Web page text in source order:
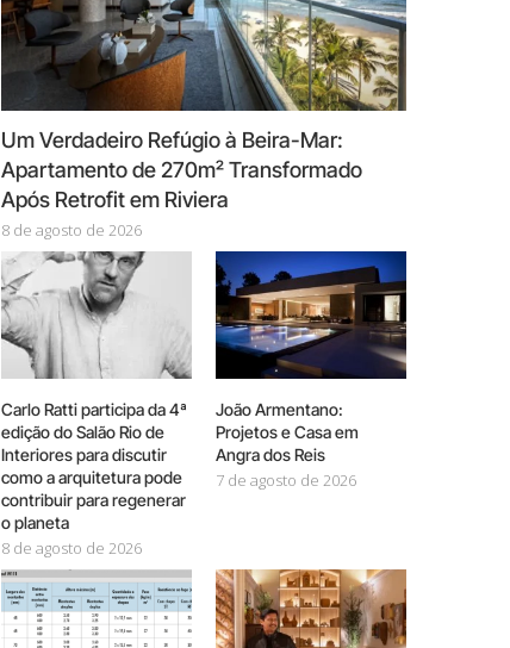
Um Verdadeiro Refúgio à Beira-Mar:
Apartamento de 270m² Transformado
Após Retrofit em Riviera
8 de agosto de 2026
Carlo Ratti participa da 4ª
edição do Salão Rio de
Interiores para discutir
como a arquitetura pode
contribuir para regenerar
o planeta
8 de agosto de 2026
João Armentano:
Projetos e Casa em
Angra dos Reis
7 de agosto de 2026